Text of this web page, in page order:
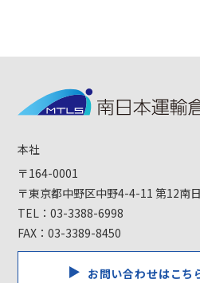
本社
〒164-0001
〒東京都中野区中野4-4-11 第12南
TEL：03-3388-6998
FAX：03-3389-8450
お問い合わせはこち